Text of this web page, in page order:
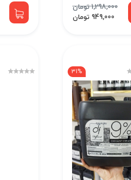
1,298,000 تومان
949,000 تومان
31%